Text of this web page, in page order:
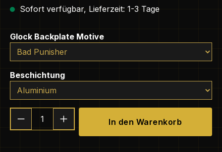
Sofort verfügbar, Lieferzeit: 1-3 Tage
Glock Backplate Motiveauswählen
Beschichtungauswählen
Produkt Anzahl: Gib den
In den Warenkorb